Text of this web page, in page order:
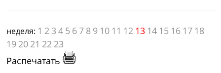
неделя: 1 2 3 4 5 6 7 8 9 10 11 12 13 14 15 16 17 18
19 20 21 22 23
Распечатать